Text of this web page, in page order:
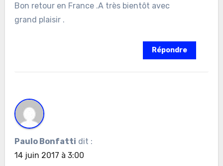
Bon retour en France .A très bientôt avec
grand plaisir .
Répondre
Paulo Bonfatti dit :
14 juin 2017 à 3:00